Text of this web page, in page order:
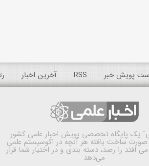
پویش خبر RSS آخرین اخبار
یک پایگاه تخصصی پویش اخبار علمی کشور
ساخت یافته هر آنچه در اکوسیستم علمی
می افتد را رصد، دسته بندی و در اختیار شما قرار
می‌دهد